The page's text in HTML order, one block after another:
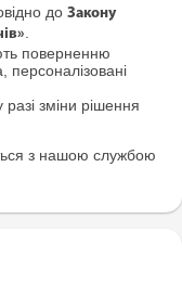
до Закону
.
поверненню
персоналізовані
зміни рішення
з нашою службою